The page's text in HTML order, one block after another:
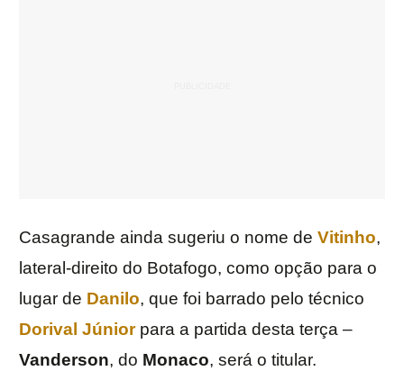
Casagrande ainda sugeriu o nome de Vitinho,
lateral-direito do Botafogo, como opção para o
lugar de Danilo, que foi barrado pelo técnico
Dorival Júniorpara a partida desta terça –
Vanderson, do Monaco, será o titular.